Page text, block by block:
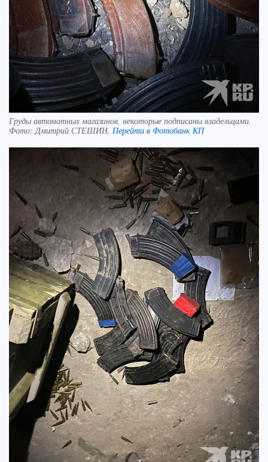
Груды автоматных магазинов, некоторые подписаны владельцами.
Фото:Дмитрий СТЕШИН. Перейти в Фотобанк КП